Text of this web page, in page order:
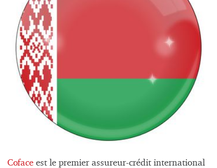
Coface est le premier assureur-crédit international